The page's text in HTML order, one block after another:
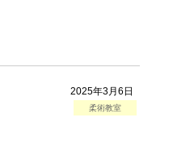
2025年3月6日
柔術教室